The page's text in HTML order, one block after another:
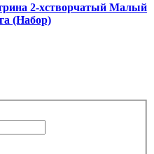
2-хстворчатый Малый
(Набор)